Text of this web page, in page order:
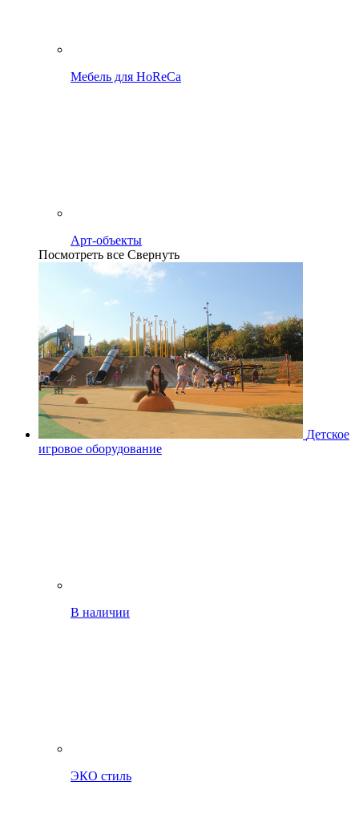
Мебель для HoReCa
Арт-объекты
Посмотреть все Свернуть
Детское
игровое оборудование
В наличии
ЭКО стиль